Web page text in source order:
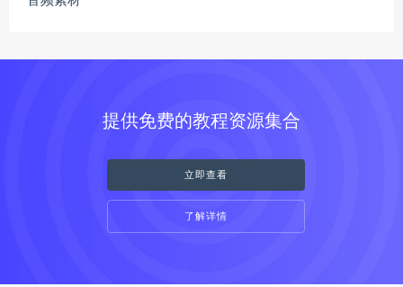
提供免费的教程资源集合
立即查看
了解详情